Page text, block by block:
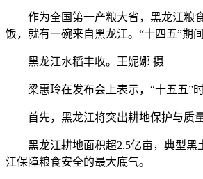
作为全国第一产粮大省，黑龙江粮食
饭，就有一碗来自黑龙江。“十四五”期
黑龙江水稻丰收。王妮娜 摄
梁惠玲在发布会上表示，“十五五”时
首先，黑龙江将突出耕地保护与质量
黑龙江耕地面积超2.5亿亩，典型黑土
江保障粮食安全的最大底气。